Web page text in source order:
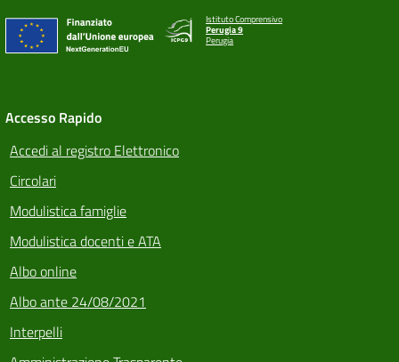
Istituto Comprensivo
Perugia 9
Perugia
Accesso Rapido
Accedi al registro Elettronico
Circolari
Modulistica famiglie
Modulistica docenti e ATA
Albo online
Albo ante 24/08/2021
Interpelli